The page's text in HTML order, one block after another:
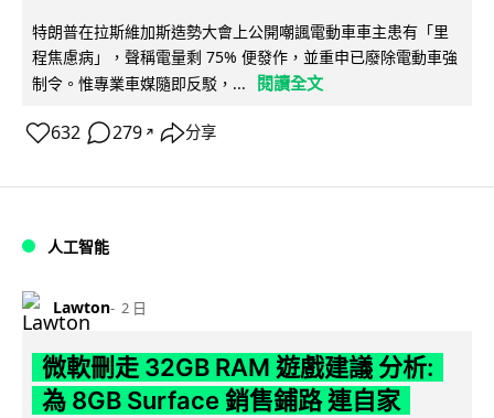
特朗普在拉斯維加斯造勢大會上公開嘲諷電動車車主患有「里
程焦慮病」，聲稱電量剩 75% 便發作，並重申已廢除電動車強
制令。惟專業車媒隨即反駁，...
閱讀全文
632 279 ↗ 分享
人工智能
Lawton 2 日
微軟刪走 32GB RAM 遊戲建議 分析:
為 8GB Surface 銷售鋪路 連自家